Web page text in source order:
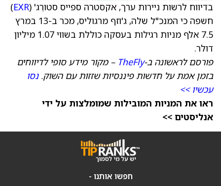
בדיווח לרשות ניירות ערך, אקסטרה ספייס סטורֵג' (EXR
)
חשפה כי המנכ"ל שלה, ג'וזף מרגוליס, מכר ב-13 במרץ
7.5 אלף מניות רגילות בעסקה כוללת בשווי 1.07 מיליון
דולר.
פורסם לראשונה ב-TheFly – מקור מידע סופי לדיווחים
בזמן אמת על חדשות פיננסיות שזזות עם השוק.נסו
עכשיו >>
ראו את המניות המובילות שמומלצות על ידי
אנליסטים >>
חפשו אותנו -